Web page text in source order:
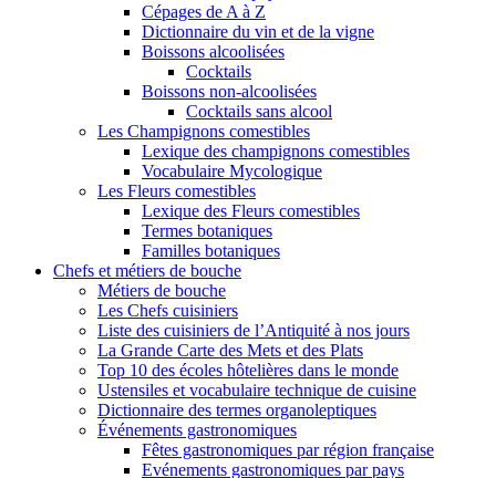
Cépages de A à Z
Dictionnaire du vin et de la vigne
Boissons alcoolisées
Cocktails
Boissons non-alcoolisées
Cocktails sans alcool
Les Champignons comestibles
Lexique des champignons comestibles
Vocabulaire Mycologique
Les Fleurs comestibles
Lexique des Fleurs comestibles
Termes botaniques
Familles botaniques
Chefs et métiers de bouche
Métiers de bouche
Les Chefs cuisiniers
Liste des cuisiniers de l’Antiquité à nos jours
La Grande Carte des Mets et des Plats
Top 10 des écoles hôtelières dans le monde
Ustensiles et vocabulaire technique de cuisine
Dictionnaire des termes organoleptiques
Événements gastronomiques
Fêtes gastronomiques par région française
Evénements gastronomiques par pays